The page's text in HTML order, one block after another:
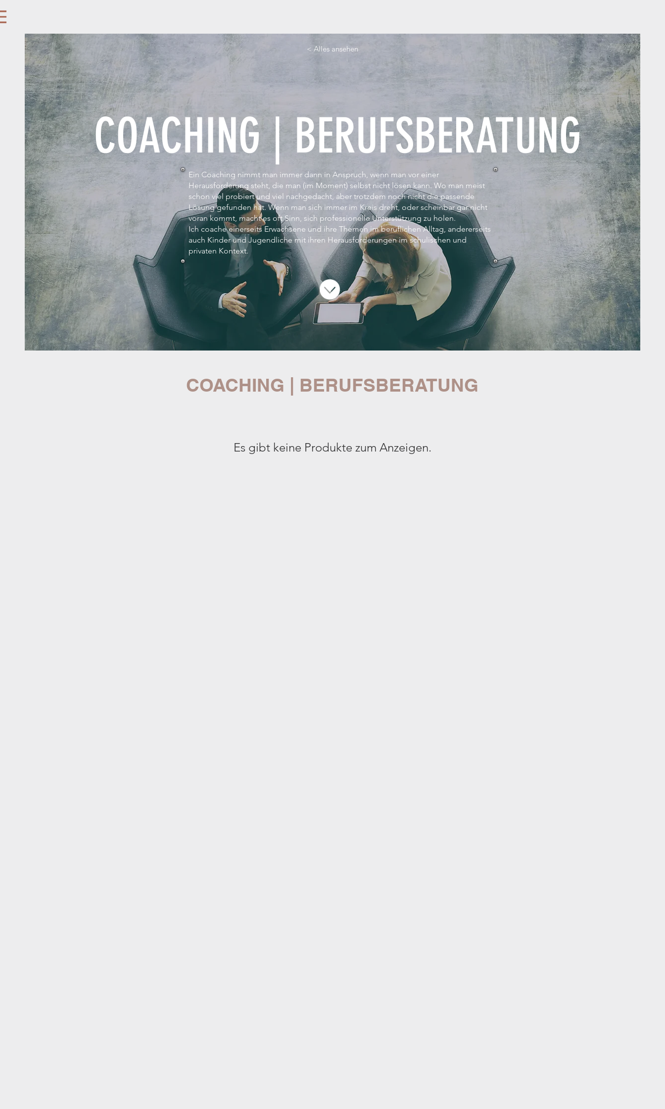
< Alles ansehen
COACHING | BERUFSBERATUNG
Ein Coaching nimmt man immer dann in Anspruch, wenn man vor einer
Herausforderung steht, die man (im Moment) selbst nicht lösen kann. Wo man meist
schon viel probiert und viel nachgedacht, aber trotzdem noch nicht die passende
Lösung gefunden hat. Wenn man sich immer im Kreis dreht, oder scheinbar gar nicht
voran kommt, macht es oft Sinn, sich professionelle Unterstützung zu holen.
Ich coache einerseits Erwachsene und ihre Themen im beruflichen Alltag, andererseits
auch Kinder und Jugendliche mit ihren Herausforderungen im schulischen und
privaten Kontext.
COACHING | BERUFSBERATUNG
Es gibt keine Produkte zum Anzeigen.